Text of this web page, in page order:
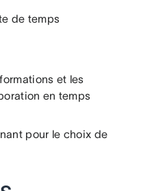
de temps
et les
en temps
pour le choix de